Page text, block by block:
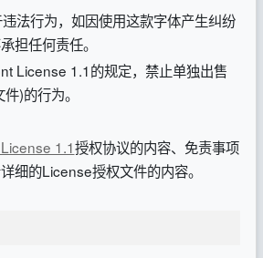
法行为，如因使用这款字体产生纠纷
担任何责任。
License 1.1的规定，禁止单独出售
)的行为。
1.1授权协议的内容、免责事项
细的License授权文件的内容。